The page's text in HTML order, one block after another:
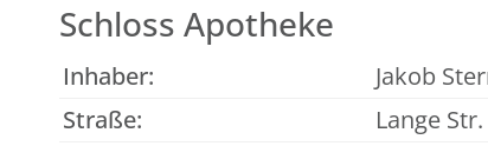
Schloss Apotheke
Inhaber:
Jakob
Straße:
Lange